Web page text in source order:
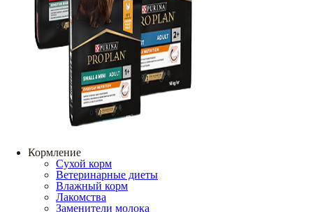
Кормление
Сухой корм
Ветеринарные диеты
Влажный корм
Лакомства
Заменители молока